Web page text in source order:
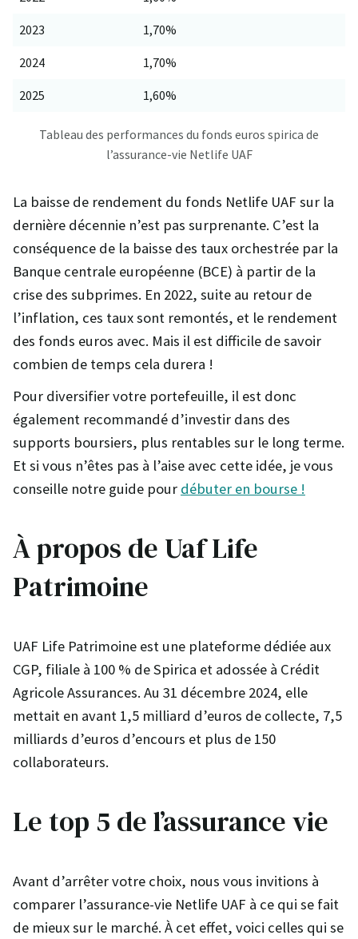
2023 1,70%
2024 1,70%
2025 1,60%
Tableau des performances du fonds euros spirica de
l’assurance-vie Netlife UAF
La baisse de rendement du fonds Netlife UAF sur la
dernière décennie n’est pas surprenante. C’est la
conséquence de la baisse des taux orchestrée par la
Banque centrale européenne (BCE) à partir de la
crise des subprimes. En 2022, suite au retour de
l’inflation, ces taux sont remontés, et le rendement
des fonds euros avec. Mais il est difficile de savoir
combien de temps cela durera !
Pour diversifier votre portefeuille, il est donc
également recommandé d’investir dans des
supports boursiers, plus rentables sur le long terme.
Et si vous n’êtes pas à l’aise avec cette idée, je vous
conseille notre guide pour débuter en bourse !
À propos de Uaf Life
Patrimoine
UAF Life Patrimoine est une plateforme dédiée aux
CGP, filiale à 100 % de Spirica et adossée à Crédit
Agricole Assurances. Au 31 décembre 2024, elle
mettait en avant 1,5 milliard d’euros de collecte, 7,5
milliards d’euros d’encours et plus de 150
collaborateurs.
Le top 5 de l’assurance vie
Avant d’arrêter votre choix, nous vous invitions à
comparer l’assurance-vie Netlife UAF à ce qui se fait
de mieux sur le marché. À cet effet, voici celles qui se